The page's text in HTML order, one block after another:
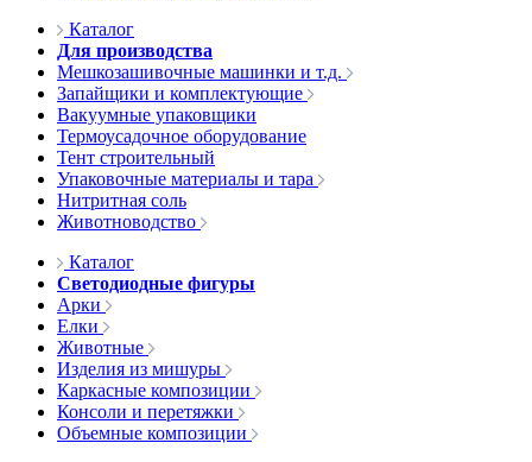
Каталог
Для производства
Мешкозашивочные машинки и т.д.
Запайщики и комплектующие
Вакуумные упаковщики
Термоусадочное оборудование
Тент строительный
Упаковочные материалы и тара
Нитритная соль
Животноводство
Каталог
Светодиодные фигуры
Арки
Елки
Животные
Изделия из мишуры
Каркасные композиции
Консоли и перетяжки
Объемные композиции